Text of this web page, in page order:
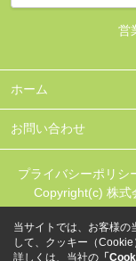
営
ホーム
お問い合わせ
プライバシーポリシ
Copyright(c) 株式
当サイトでは、お客様の
して、クッキー（Cookie
詳しくは、当社の 「